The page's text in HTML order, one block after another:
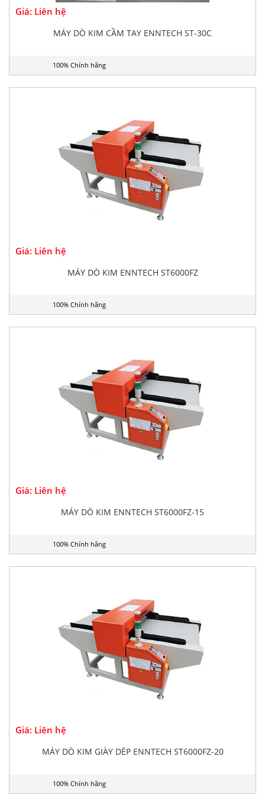
Giá: Liên hệ
MÁY DÒ KIM CẦM TAY ENNTECH ST-30C
100% Chính hãng
Giá: Liên hệ
MÁY DÒ KIM ENNTECH ST6000FZ
100% Chính hãng
Giá: Liên hệ
MÁY DÒ KIM ENNTECH ST6000FZ-15
100% Chính hãng
Giá: Liên hệ
MÁY DÒ KIM GIÀY DÉP ENNTECH ST6000FZ-20
100% Chính hãng